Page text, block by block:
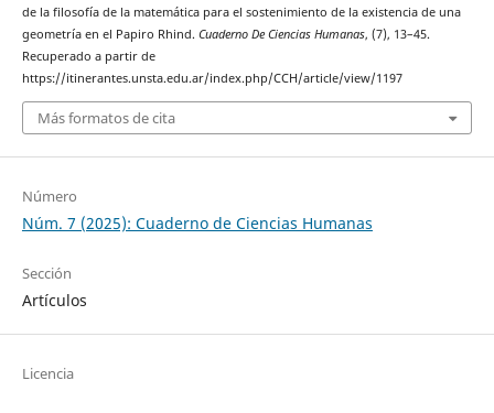
de la filosofía de la matemática para el sostenimiento de la existencia de una
geometría en el Papiro Rhind. Cuaderno De Ciencias Humanas, (7), 13–45.
Recuperado a partir de
https://itinerantes.unsta.edu.ar/index.php/CCH/article/view/1197
Más formatos de cita
Número
Núm. 7 (2025): Cuaderno de Ciencias Humanas
Sección
Artículos
Licencia